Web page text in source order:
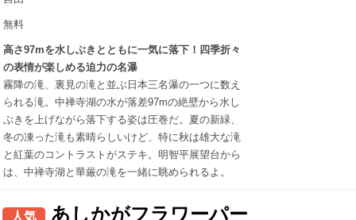
無料
高さ97mを水しぶきとともに一気に落下！四季折々
の表情が楽しめる迫力の名瀑
霧降の滝、裏見の滝と並ぶ日本三名瀑の一つに数え
られる滝。中禅寺湖の水が落差97mの絶壁から水し
ぶきを上げながら落下する姿は圧巻だ。夏の新緑、
冬の凍った滝も素晴らしいけど、特に秋は雄大な滝
と紅葉のコントラストがステキ。明智平展望台から
は、中禅寺湖と華厳の滝を一緒に眺められるよ。
人気
あしかがフラワーパー